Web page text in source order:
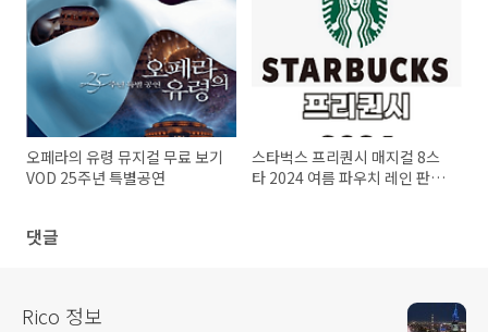
오페라의 유령 뮤지컬 무료 보기
VOD 25주년 특별공연
스타벅스 프리퀀시 매지컬 8스
타 2024 여름 파우치 레인 판초
댓글
Rico 정보